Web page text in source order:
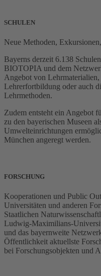
SCHULEN
Neue Methoden,
Bayerns derzeit 6.138
BIOTOPIA und dem
Angebot von
Lehrerfortbildung oder auch
Lehrmethoden.
Zudem entsteht ein Angebot
zu den bayerischen Museen
Umwelteinrichtungen
München angeregt werden.
FORSCHUNG
Kooperationen und Public
Universitäten und anderen
Staatlichen
Ludwig-Maximilians-
und das bayernweite
Öffentlichkeit aktuellste
bei Forschungsobjekten und